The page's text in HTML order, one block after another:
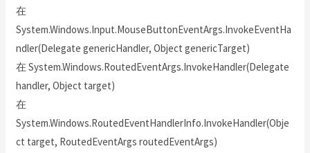
在
System.Windows.Input.MouseButtonEventArgs.InvokeEventHa
ndler(Delegate genericHandler, Object genericTarget)
在 System.Windows.RoutedEventArgs.InvokeHandler(Delegate
handler, Object target)
在
System.Windows.RoutedEventHandlerInfo.InvokeHandler(Obje
ct target, RoutedEventArgs routedEventArgs)